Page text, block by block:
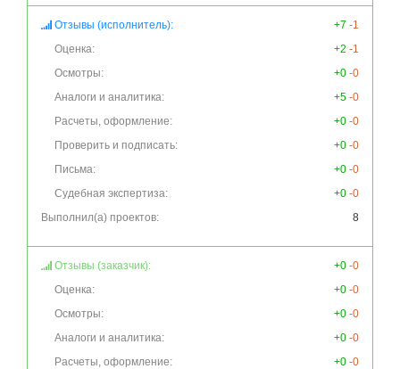
Отзывы (исполнитель): +7 -1
Оценка:
+2 -1
Осмотры:
+0 -0
Аналоги и аналитика:
+5 -0
Расчеты, оформление:
+0 -0
Проверить и подписать:
+0 -0
Письма:
+0 -0
Судебная экспертиза:
+0 -0
Выполнил(а) проектов:
8
Отзывы (заказчик): +0 -0
Оценка:
+0 -0
Осмотры:
+0 -0
Аналоги и аналитика:
+0 -0
Расчеты, оформление:
+0 -0